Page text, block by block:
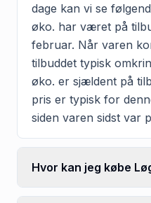
dage kan vi se
øko. har været på
februar. Når varen
tilbuddet typisk
øko. er sjældent på
pris er typisk for
siden varen sidst var
Hvor kan jeg købe